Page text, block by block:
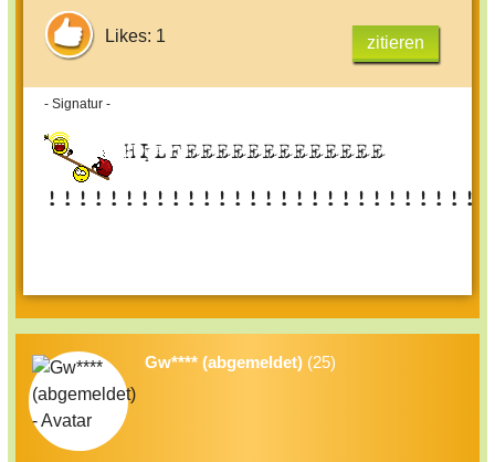
Likes: 1 zitieren
- Signatur -
HILFEEEEEEEEEEEEE
Gw**** (abgemeldet) (25)